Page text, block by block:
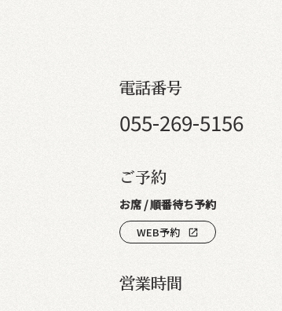
電話番号
055-269-5156
ご予約
お席 / 順番待ち予約
WEB予約 open_in_new
営業時間